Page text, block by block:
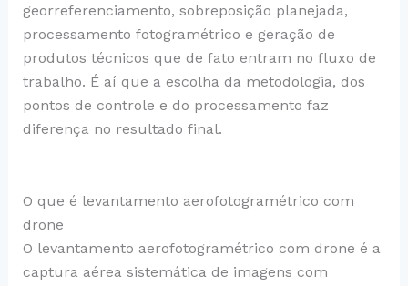
georreferenciamento, sobreposição planejada,
processamento fotogramétrico e geração de
produtos técnicos que de fato entram no fluxo de
trabalho. É aí que a escolha da metodologia, dos
pontos de controle e do processamento faz
diferença no resultado final.
O que é levantamento aerofotogramétrico com
drone
O levantamento aerofotogramétrico com drone é a
captura aérea sistemática de imagens com